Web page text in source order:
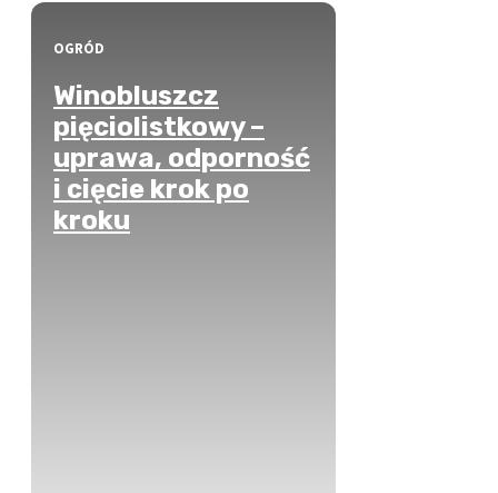
OGRÓD
Winobluszcz
pięciolistkowy –
uprawa, odporność
i cięcie krok po
kroku